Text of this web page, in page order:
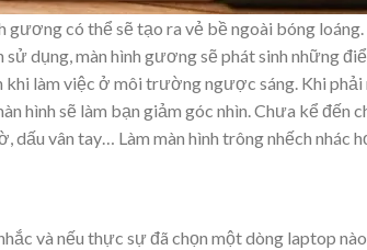
gương có thể sẽ tạo ra vẻ bề ngoài bóng
dụng, màn hình gương sẽ phát sinh những
khi làm việc ở môi trường ngược sáng. Khi
hình sẽ làm bạn giảm góc nhìn. Chưa kể đến
dấu vân tay… Làm màn hình trông nhếch nhác
và nếu thực sự đã chọn một dòng laptop